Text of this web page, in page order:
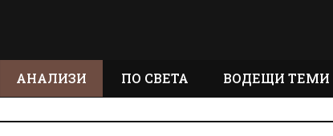
АНАЛИЗИ ПО СВЕТА ВОДЕЩИ ТЕМИ